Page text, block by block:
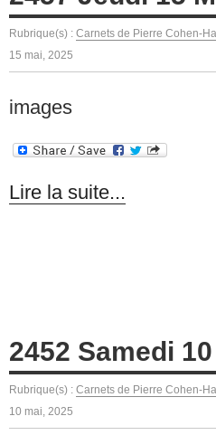
Rubrique(s) : Carnets de Pierre Cohen-
15 mai, 2025
images
Lire la suite...
2452 Samedi
Rubrique(s) : Carnets de Pierre Cohen-
10 mai, 2025